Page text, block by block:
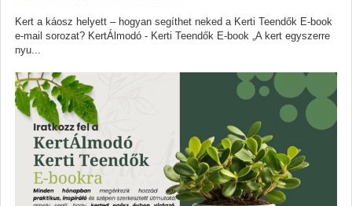
Kert a káosz helyett – hogyan segíthet neked a Kerti Teendők E-book
e-mail sorozat? KertÁlmodó - Kerti Teendők E-book „A kert egyszerre
nyu...